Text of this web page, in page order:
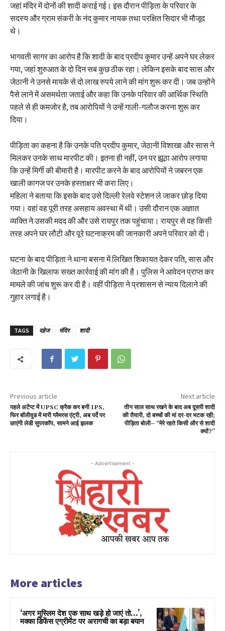
जहां मंदिर में दोनों की शादी कराई गई। इस दौरान पीड़िता के परिवार के
सदस्य और ग्राम संकरी के नंद कुमार नायक तथा परक्षित सिदार भी मौजूद
थे।
भागवती सागर का आरोप है कि शादी के बाद प्रदीप कुमार उन्हें अपने घर लेकर
गया, जहां शुरुआत के दो दिन सब कुछ ठीक रहा। लेकिन इसके बाद सास और
जेठानी ने उनसे मायके से दो लाख रुपये लाने की मांग शुरू कर दी। जब उन्होंने
पैसे लाने में असमर्थता जताई और कहा कि उनके परिवार की आर्थिक स्थिति
पहले से ही कमजोर है, तब आरोपियों ने उन्हें गाली-गलौज करना शुरू कर
दिया।
पीड़िता का कहना है कि उनके पति प्रदीप कुमार, जेठानी विशाखा और सास ने
मिलकर उनके साथ मारपीट की। इतना ही नहीं, उन पर झूठा आरोप लगाया
कि उन्हें मिर्गी की बीमारी है। मारपीट करने के बाद आरोपियों ने जबरन एक
खाली कागज पर उनके हस्ताक्षर भी करा लिए।
महिला ने बताया कि इसके बाद उसे दिल्ली रेलवे स्टेशन ले जाकर छोड़ दिया
गया। वहां वह पूरी तरह असहाय अवस्था में थी। उसी दौरान एक अज्ञात
व्यक्ति ने उसकी मदद की और उसे रायपुर तक पहुंचाया। रायपुर से वह किसी
तरह अपने घर लौटी और पूरे घटनाक्रम की जानकारी अपने परिवार को दी।
घटना के बाद पीड़िता ने थाना बसना में लिखित शिकायत देकर पति, सास और
जेठानी के खिलाफ सख्त कार्रवाई की मांग की है। पुलिस ने आवेदन प्राप्त कर
मामले की जांच शुरू कर दी है। वहीं पीड़िता ने प्रशासन से न्याय दिलाने की
गुहार लगाई है।
TAGS दहेज मंदिर शादी
Previous article
पहले अटेंप्ट में UPSC क्रैक कर बनी IPS,
फिर बॉलीवुड में मारी ग्लैमरस एंट्री, अब पर्दे पर
छाएंगी लेडी सुपरकॉप, सामने आई झलक
Next article
तीन साल साथ रखने के बाद अब दूसरी शादी
की तैयारी, दो बच्चों की मां दर-दर भटक रही;
पीड़िता बोली– “मेरे रहते किसी और से शादी
क्यों?”
- Advertisement -
More articles
‘अगर मुस्लिम देश एक साथ खड़े हो जाएं तो…’,
मक्का डिफेंस एग्रीमेंट पर अरागची का बड़ा बयान